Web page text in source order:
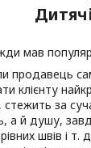
мав
продавець
клієнту
за
а й душу,
швів і т.